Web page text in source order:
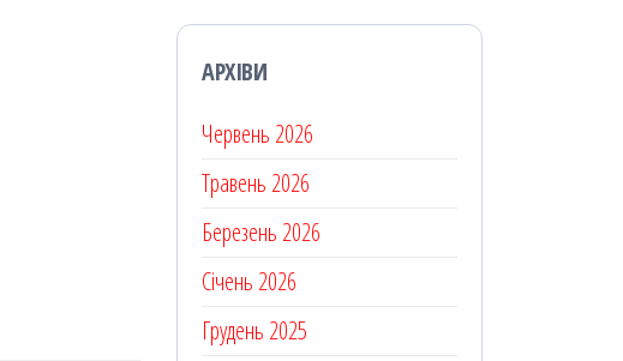
АРХІВИ
Червень 2026
Травень 2026
Березень 2026
Січень 2026
Грудень 2025